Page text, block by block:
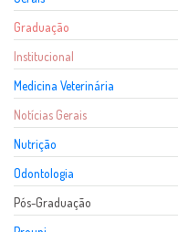
Graduação
Institucional
Medicina Veterinária
Notícias Gerais
Nutrição
Odontologia
Pós-Graduação